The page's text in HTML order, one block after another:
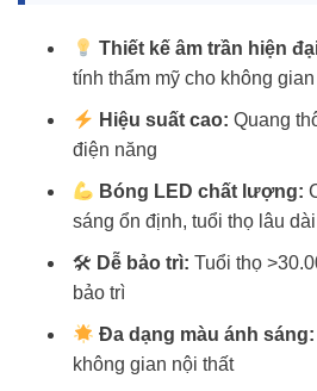
Thiết kế âm trần hiện
tính thẩm mỹ cho không gian
Hiệu suất cao: Quang
điện năng
Bóng LED chất lượng:
sáng ổn định, tuổi thọ lâu dài
🛠 Dễ bảo trì: Tuổi thọ
bảo trì
Đa dạng màu ánh sáng:
không gian nội thất